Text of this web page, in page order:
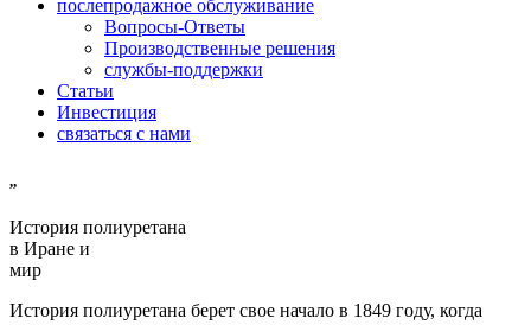
послепродажное обслуживание
Вопросы-Ответы
Производственные решения
службы-поддержки
Статьи
Инвестиция
связаться с нами
,,
История полиуретана
в Иране и
мир
История полиуретана берет свое начало в 1849 году, когда